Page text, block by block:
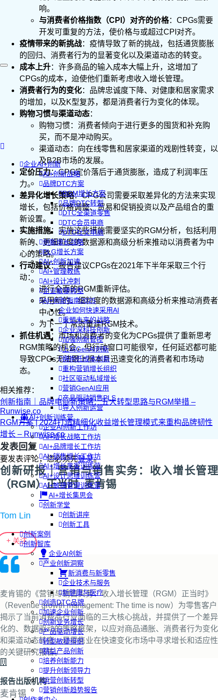
企业AI+创新
AI+创新战略
品牌DTC方案
RGM增长方案
品牌DTC转型
DTC全渠道零售
DTC会员电商
DTC社交电商
创新增长战略
PLG增长方案
AI+创新加速
AI+管理教练
AI+设计冲刺
企业敏捷转型
AI+创新指南2025
企业如何快速采用AI
重塑未来的战略
企业深科技创新
加强创新管控
上马GenAI创新
拥抱低成本创新
重构营销增长组织
社区驱动私域增长
营销GenAI应用
产品驱动销售PLS
导入创新运营
AI+创新训练营
企业AI创新工作坊
AI+增长战略工作坊
AI+品牌增长工作坊
AI+销售增长工作坊
AI+增长黑客训练营
AI+设计思维训练营
AI+敏捷管理训练营
AI+增长集思会
创新学堂
创新讲座
创新工具
创新案例
创新智库
企业AI创新
产业创新洞察
新消费与新零售
企业技术与服务
新健康与医疗
创造DTC品牌
加速企业创新
创新业务增长
产品驱动增长
转型敏捷组织
精益产品创新
培养创新能力
提升创新领导力
运营创新转型
营销创新趋势报告
响。
与消费者价格指数（CPI）对齐的价格：CPGs需要
开发可重复的方法，使价格与或超过CPI对齐。
疫情带来的新挑战：疫情导致了新的挑战，包括通货膨胀
的回归、消费者行为的显著变化以及渠道动态的转变。
成本上升：许多商品的输入成本大幅上升，这增加了
CPGs的成本，迫使他们重新考虑收入增长管理。
消费者行为的变化：品牌忠诚度下降、对健康和居家需求
的增加，以及K型复苏，都是消费者行为变化的体现。
购物习惯与渠道动态：
购物习惯：消费者倾向于进行更多的囤货和补充购
买，而不是冲动购买。
渠道动态：向在线零售和居家渠道的戏剧性转变，以
及B2B市场的发展。
定价压力：CPG定价落后于通货膨胀，造成了利润率压
力。
差异化增长策略：CPG公司需要采取差异化的方法来实现
增长，包括价格调整、贸易和促销投资以及产品组合的重
新设置。
实施措施：实施这些措施需要坚实的RGM分析，包括利用
新的、更细粒度的数据源和高级分析来推动以消费者为中
心的策略。
行动建议：报告建议CPGs在2021年下半年采取三个行
动：
进行全面的RGM重新评估。
采用新的、细粒度的数据源和高级分析来推动消费者
中心性。
为下一个常态重建RGM技术。
抓住机遇：市场和消费者的变化为CPGs提供了重新思考
RGM策略的机会，但行动窗口可能很窄，任何延迟都可能
导致CPGs无法跟上根本且迅速变化的消费者和市场动
态。
相关推荐：
创新指南｜品牌电商新策略：五大转型思路与RGM举措 –
Runwise.co
RGM方案 | 2024打造精细化收益增长管理模式来重构品牌韧性
增长 – Runwise.co
发表回复
要发表评论，您必须先登录。
创新研报｜营销与销售实务：收入增长管理
（RGM）正当时_麦肯锡
Tom Lin
+ 关注
麦肯锡的《营销与销售实务：收入增长管理（RGM）正当时》
（Revenue growth management: The time is now）为零售客户
揭示了当前消费品行业面临的三大核心挑战，并提供了一个差异
化的、数据驱动的策略框架，以应对商品通胀、消费者行为变化
和渠道动态转变，是零售业在快速变化市场中寻求增长和适应性
的关键研究报告。
报告出版机构：
麦肯锡